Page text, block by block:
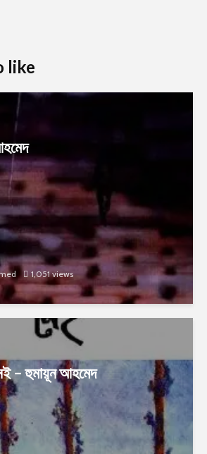
like
1,051 views
– হুমায়ূন আহমেদ